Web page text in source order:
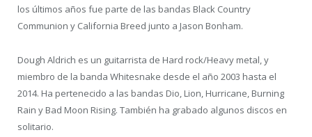
los últimos años fue parte de las bandas Black Country
Communion y California Breed junto a Jason Bonham.
Dough Aldrich es un guitarrista de Hard rock/Heavy metal, y
miembro de la banda Whitesnake desde el año 2003 hasta el
2014. Ha pertenecido a las bandas Dio, Lion, Hurricane, Burning
Rain y Bad Moon Rising. También ha grabado algunos discos en
solitario.